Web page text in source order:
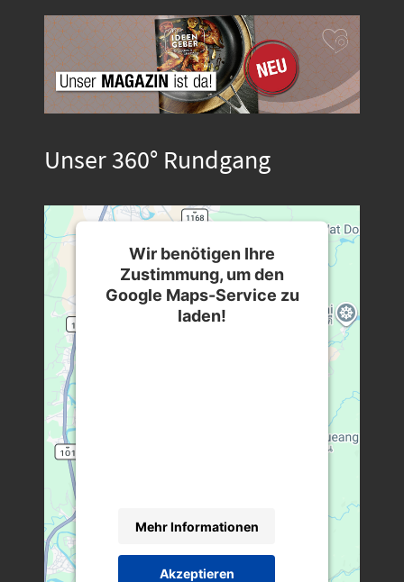
Unser 360° Rundgang
Wir benötigen Ihre
Zustimmung, um den
Google Maps-Service zu
laden!
Mehr Informationen
Akzeptieren